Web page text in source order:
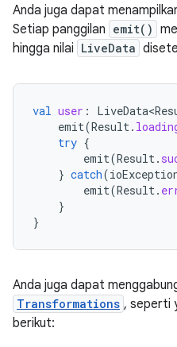
Anda juga dapat
Setiap panggilan emit()
hingga nilai LiveData
val user :
emit(Result.
try {
emit(Result.
} catch(
emit(Result.
}
}
Anda juga dapat
Transformations , seperti
berikut: